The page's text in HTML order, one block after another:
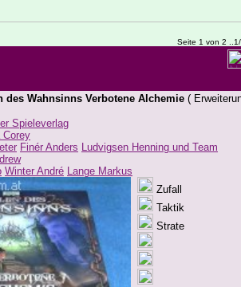
Seite 1 von 2
des Wahnsinns Verbotene Alchemie (
Spieleverlag
Corey
Finér Anders Ludvigsen Henning und Team
Winter André Lange Markus
Zufall
Taktik
Strate